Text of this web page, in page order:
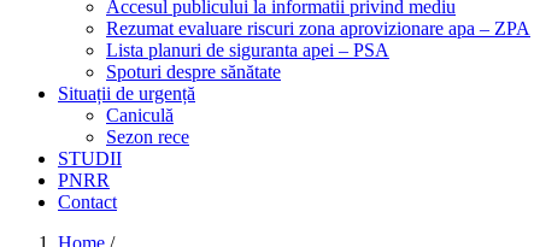
Accesul publicului la informatii privind mediu
Rezumat evaluare riscuri zona aprovizionare apa – ZPA
Lista planuri de siguranta apei – PSA
Spoturi despre sănătate
Situații de urgență
Caniculă
Sezon rece
STUDII
PNRR
Contact
Home /